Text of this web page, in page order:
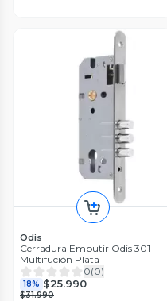
Odis
Cerradura Embutir Odis 301
Multifución Plata
0(0)
18% $25.990
$31.990